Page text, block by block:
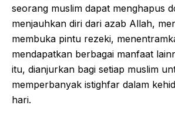
seorang muslim dapat menghapus
menjauhkan diri dari azab Allah,
membuka pintu rezeki,
mendapatkan berbagai manfaat
itu, dianjurkan bagi setiap muslim
memperbanyak istighfar dalam
hari.